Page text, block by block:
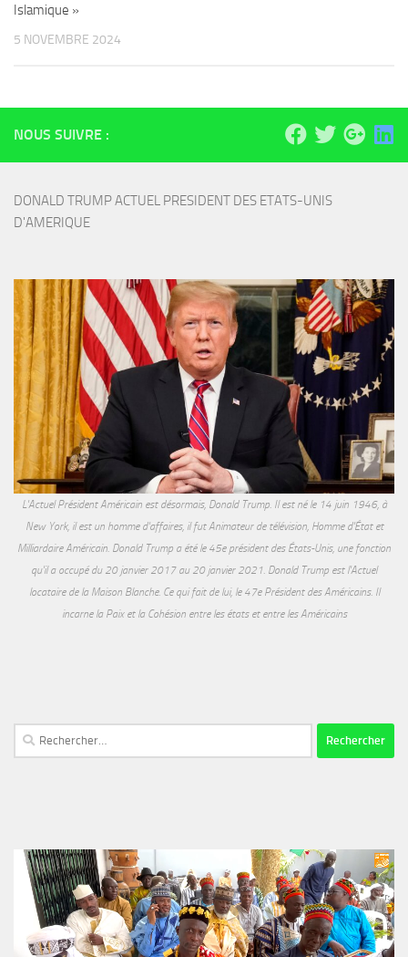
Islamique »
5 NOVEMBRE 2024
NOUS SUIVRE :
DONALD TRUMP ACTUEL PRESIDENT DES ETATS-UNIS
D'AMERIQUE
L'Actuel Président Américain est désormais, Donald Trump. Il est né le 14 juin 1946, à
New York, il est un homme d'affaires, il fut Animateur de télévision, Homme d'État et
Milliardaire Américain. Donald Trump a été le 45e président des États-Unis, une fonction
qu'il a occupé du 20 janvier 2017 au 20 janvier 2021. Donald Trump est l'Actuel
locataire de la Maison Blanche. Ce qui fait de lui, le 47e Président des Américains. Il
incarne la Paix et la Cohésion entre les états et entre les Américains
Rechercher :